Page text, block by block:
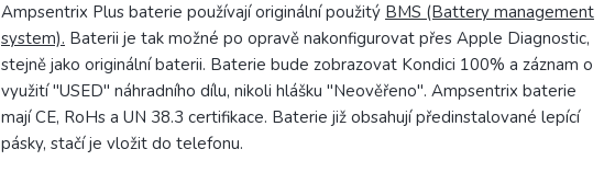
Ampsentrix Plus baterie používají originální použitý BMS (Battery management
system). Baterii je tak možné po opravě nakonfigurovat přes Apple Diagnostic,
stejně jako originální baterii. Baterie bude zobrazovat Kondici 100% a záznam o
využití "USED" náhradního dílu, nikoli hlášku "Neověřeno". Ampsentrix baterie
mají CE, RoHs a UN 38.3 certifikace. Baterie již obsahují předinstalované lepící
pásky, stačí je vložit do telefonu.